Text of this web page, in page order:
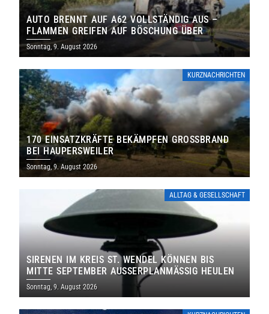
AUTO BRENNT AUF A62 VOLLSTÄNDIG AUS –
FLAMMEN GREIFEN AUF BÖSCHUNG ÜBER
Sonntag, 9. August 2026
KURZNACHRICHTEN
170 EINSATZKRÄFTE BEKÄMPFEN GROSSBRAND B
EI HAUPERSWEILER
Sonntag, 9. August 2026
ALLTAG & GESELLSCHAFT
SIRENEN IM KREIS ST. WENDEL KÖNNEN BIS
MITTE SEPTEMBER AUSSERPLANMÄSSIG HEULEN
Sonntag, 9. August 2026